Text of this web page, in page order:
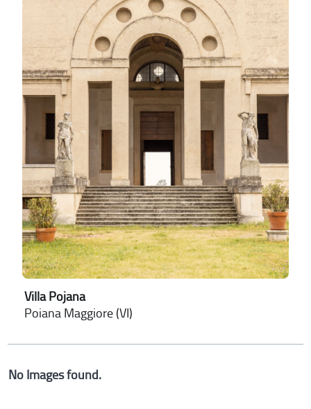
Villa Pojana
Poiana Maggiore (VI)
No Images found.